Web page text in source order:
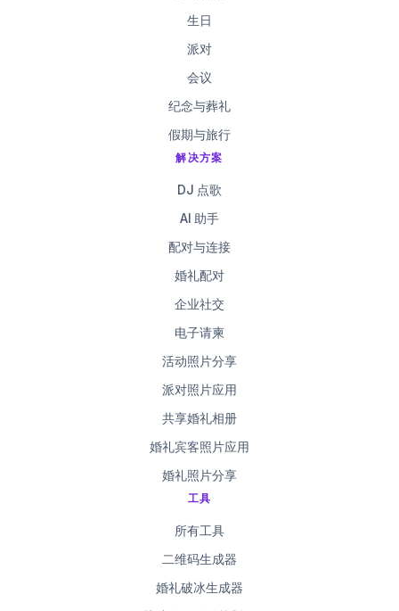
生日
派对
会议
纪念与葬礼
假期与旅行
解决方案
DJ 点歌
AI 助手
配对与连接
婚礼配对
企业社交
电子请柬
活动照片分享
派对照片应用
共享婚礼相册
婚礼宾客照片应用
婚礼照片分享
工具
所有工具
二维码生成器
婚礼破冰生成器